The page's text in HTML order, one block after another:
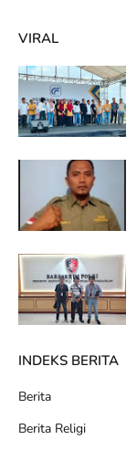
VIRAL
INDEKS BERITA
Berita
Berita Religi